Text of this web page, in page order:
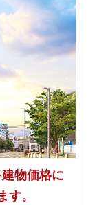
物価格に
。